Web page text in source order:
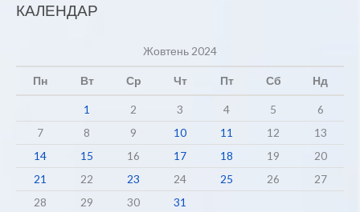
КАЛЕНДАР
Жовтень 2024
Пн Вт Ср Чт Пт Сб Нд
1 2 3 4 5
6
7
8 9 10 11 12
13
14
15 16 17 18 19
20
21
22 23 24 25 26
27
28
29 30 31